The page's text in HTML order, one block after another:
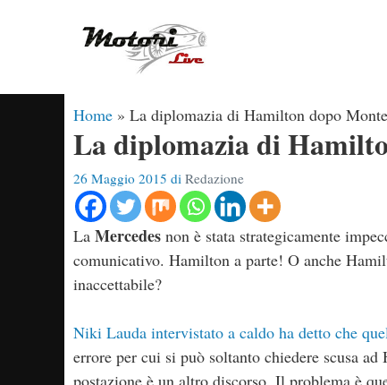
Home » La diplomazia di Hamilton dopo
La diplomazia di
26 Maggio 2015 di Redazione
La Mercedes non è stata strategicamente
comunicativo. Hamilton a parte! O anche
inaccettabile?
Niki Lauda intervistato a caldo ha detto che
errore per cui si può soltanto chiedere scusa
postazione è un altro discorso. Il problema è